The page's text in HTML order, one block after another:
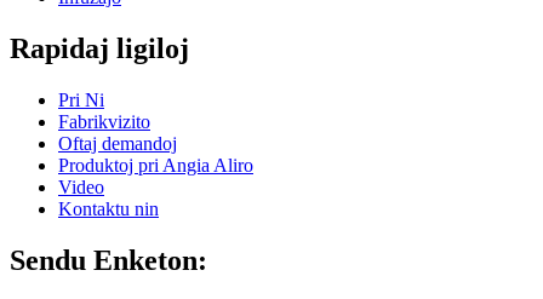
Rapidaj ligiloj
Pri Ni
Fabrikvizito
Oftaj demandoj
Produktoj pri Angia Aliro
Video
Kontaktu nin
Sendu Enketon: